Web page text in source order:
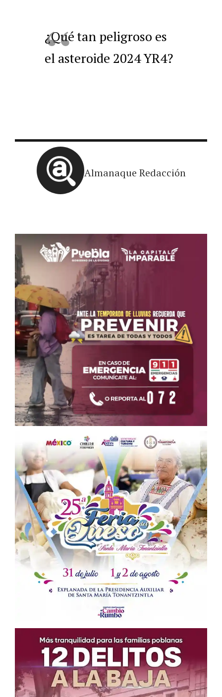
¿Qué tan peligroso es
el asteroide 2024 YR4?
Almanaque Redacción